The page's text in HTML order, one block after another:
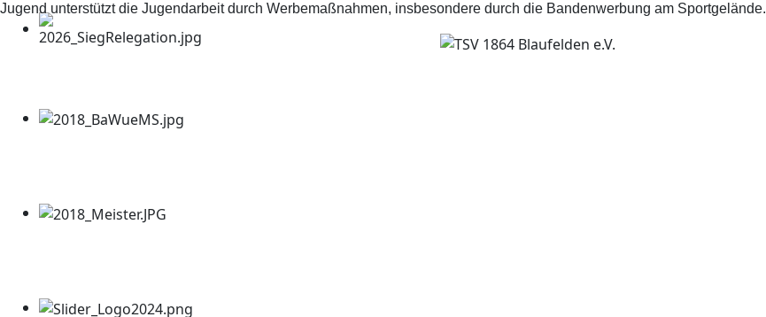
Jugend unterstützt die Jugendarbeit durch Werbemaßnahmen, insbesondere durch die Bandenwerbung am Sportgelände.